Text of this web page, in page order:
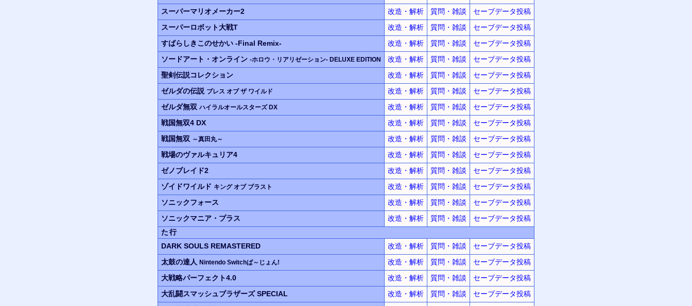
スーパーマリオメーカー2
改造・解析 質問・雑談
セーブデータ投稿
スーパーロボット大戦T
改造・解析 質問・雑談
セーブデータ投稿
すばらしきこのせかい -Final Remix- 改造・解析 質問・雑談
セーブデータ投稿
ソードアート・オンライン -ホロウ・リアリゼーション- DELUXE EDITION 改造・解析 質問・雑談
セーブデータ投稿
聖剣伝説コレクション
改造・解析 質問・雑談
セーブデータ投稿
ゼルダの伝説 ブレス オブ ザ ワイルド 改造・解析 質問・雑談
セーブデータ投稿
ゼルダ無双 ハイラルオールスターズ DX 改造・解析 質問・雑談
セーブデータ投稿
戦国無双4 DX
改造・解析 質問・雑談
セーブデータ投稿
戦国無双 ～真田丸～ 改造・解析 質問・雑談
セーブデータ投稿
戦場のヴァルキュリア4
改造・解析 質問・雑談
セーブデータ投稿
ゼノブレイド2
改造・解析 質問・雑談
セーブデータ投稿
ゾイドワイルド キング オブ ブラスト 改造・解析 質問・雑談
セーブデータ投稿
ソニックフォース
改造・解析 質問・雑談
セーブデータ投稿
ソニックマニア・プラス
改造・解析 質問・雑談
セーブデータ投稿
た行
DARK SOULS REMASTERED
改造・解析 質問・雑談
セーブデータ投稿
太鼓の達人 Nintendo Switchば～じょん! 改造・解析 質問・雑談
セーブデータ投稿
大戦略パーフェクト4.0
改造・解析 質問・雑談
セーブデータ投稿
大乱闘スマッシュブラザーズ SPECIAL
改造・解析 質問・雑談
セーブデータ投稿